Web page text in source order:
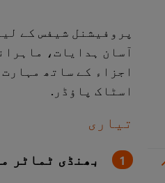
پروفیشنل شیفس کے
آسان ہدایات،
اجزاء کے ساتھ
اسٹاک پاؤڈر.
تیاری
بھنڈی ٹماٹر